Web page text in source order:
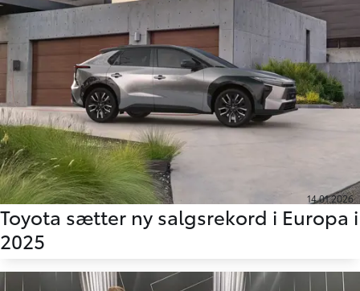
14.01.2026
Toyota sætter ny salgsrekord i Europa i
2025